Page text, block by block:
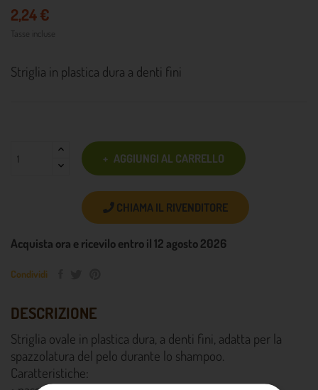
2,24 €
Tasse incluse
Striglia in plastica dura a denti fini
AGGIUNGI AL CARRELLO
CHIAMA IL RIVENDITORE
Acquista ora e ricevilo entro il 12 agosto 2026
Condividi
DESCRIZIONE
Striglia ovale in plastica dura, a denti fini, adatta per la
spazzolatura del pelo durante lo shampoo.
Caratteristiche: